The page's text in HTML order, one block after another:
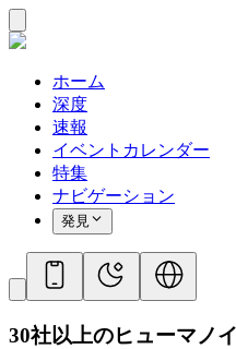
ホーム
深度
速報
イベントカレンダー
特集
ナビゲーション
発見
30社以上のヒューマノ